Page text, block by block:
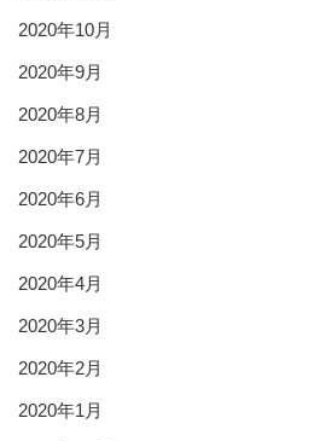
2020年10月
2020年9月
2020年8月
2020年7月
2020年6月
2020年5月
2020年4月
2020年3月
2020年2月
2020年1月